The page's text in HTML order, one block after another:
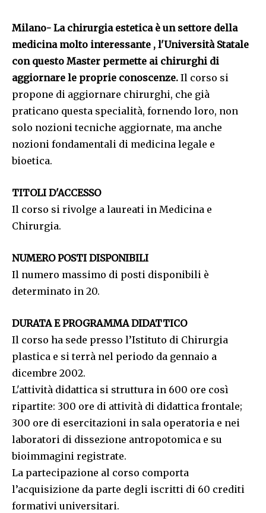
Milano- La chirurgia estetica è un settore della
medicina molto interessante , l'Università Statale
con questo Master permette ai chirurghi di
aggiornare le proprie conoscenze. Il corso si
propone di aggiornare chirurghi, che già
praticano questa specialità, fornendo loro, non
solo nozioni tecniche aggiornate, ma anche
nozioni fondamentali di medicina legale e
bioetica.
TITOLI D'ACCESSO
Il corso si rivolge a laureati in Medicina e
Chirurgia.
NUMERO POSTI DISPONIBILI
Il numero massimo di posti disponibili è
determinato in 20.
DURATA E PROGRAMMA DIDATTICO
Il corso ha sede presso l’Istituto di Chirurgia
plastica e si terrà nel periodo da gennaio a
dicembre 2002.
L'attività didattica si struttura in 600 ore così
ripartite: 300 ore di attività di didattica frontale;
300 ore di esercitazioni in sala operatoria e nei
laboratori di dissezione antropotomica e su
bioimmagini registrate.
La partecipazione al corso comporta
l’acquisizione da parte degli iscritti di 60 crediti
formativi universitari.